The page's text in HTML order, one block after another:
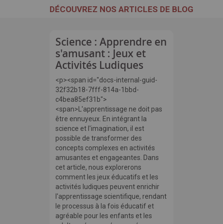
DÉCOUVREZ NOS ARTICLES DE BLOG
Science : Apprendre en
s'amusant : Jeux et
Activités Ludiques
<p><span id="docs-internal-guid-
32f32b18-7fff-814a-1bbd-
c4bea85ef31b">
<span>L'apprentissage ne doit pas
être ennuyeux. En intégrant la
science et l'imagination, il est
possible de transformer des
concepts complexes en activités
amusantes et engageantes. Dans
cet article, nous explorerons
comment les jeux éducatifs et les
activités ludiques peuvent enrichir
l'apprentissage scientifique, rendant
le processus à la fois éducatif et
agréable pour les enfants et les